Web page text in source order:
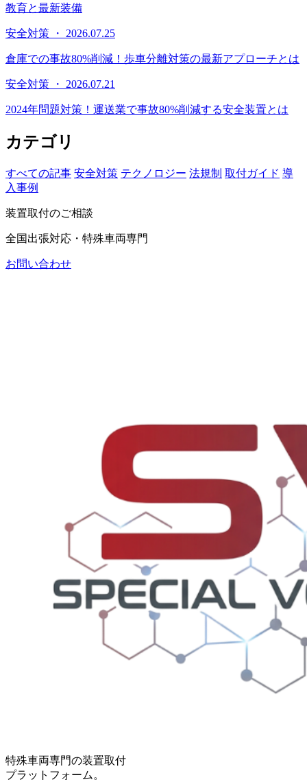
教育と最新装備
安全対策 ・ 2026.07.25
倉庫での事故80%削減！歩車分離対策の最新アプローチとは
安全対策 ・ 2026.07.21
2024年問題対策！運送業で事故80%削減する安全装置とは
カテゴリ
すべての記事 安全対策 テクノロジー 法規制 取付ガイド 導
入事例
装置取付のご相談
全国出張対応・特殊車両専門
お問い合わせ
特殊車両専門の装置取付
プラットフォーム。